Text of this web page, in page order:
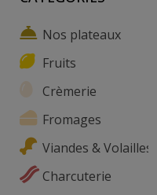
Nos plateaux
Fruits
Crèmerie
Fromages
Viandes & Volailles
Charcuterie